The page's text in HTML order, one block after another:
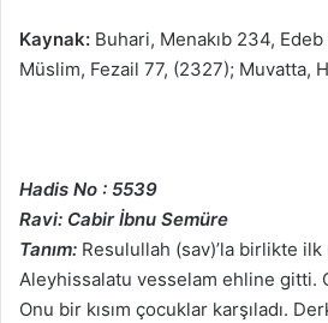
Kaynak: Buhari, Menakıb 234,
Müslim, Fezail 77, (2327); Muvatta,
Hadis No : 5539
Ravi: Cabir İbnu Semüre
Tanım: Resulullah (sav)’la birlikte ilk
Aleyhissalatu vesselam ehline gitti.
Onu bir kısım çocuklar karşıladı.